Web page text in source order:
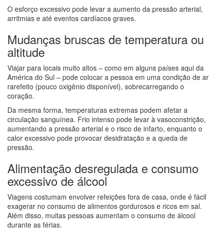
O esforço excessivo pode levar a aumento da pressão arterial,
arritmias e até eventos cardíacos graves.
Mudanças bruscas de temperatura ou
altitude
Viajar para locais muito altos – como em alguns países aqui da
América do Sul – pode colocar a pessoa em uma condição de ar
rarefeito (pouco oxigênio disponível), sobrecarregando o
coração.
Da mesma forma, temperaturas extremas podem afetar a
circulação sanguínea. Frio intenso pode levar à vasoconstrição,
aumentando a pressão arterial e o risco de infarto, enquanto o
calor excessivo pode provocar desidratação e a queda de
pressão.
Alimentação desregulada e consumo
excessivo de álcool
Viagens costumam envolver refeições fora de casa, onde é fácil
exagerar no consumo de alimentos gordurosos e ricos em sal.
Além disso, muitas pessoas aumentam o consumo de álcool
durante as férias.